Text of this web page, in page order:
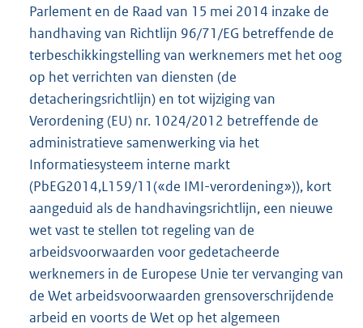
Parlement en de Raad van 15 mei 2014 inzake de
handhaving van Richtlijn 96/71/EG betreffende de
terbeschikkingstelling van werknemers met het oog
op het verrichten van diensten (de
detacheringsrichtlijn) en tot wijziging van
Verordening (EU) nr. 1024/2012 betreffende de
administratieve samenwerking via het
Informatiesysteem interne markt
(PbEG2014,L159/11(«de IMI-verordening»)), kort
aangeduid als de handhavingsrichtlijn, een nieuwe
wet vast te stellen tot regeling van de
arbeidsvoorwaarden voor gedetacheerde
werknemers in de Europese Unie ter vervanging van
de Wet arbeidsvoorwaarden grensoverschrijdende
arbeid en voorts de Wet op het algemeen